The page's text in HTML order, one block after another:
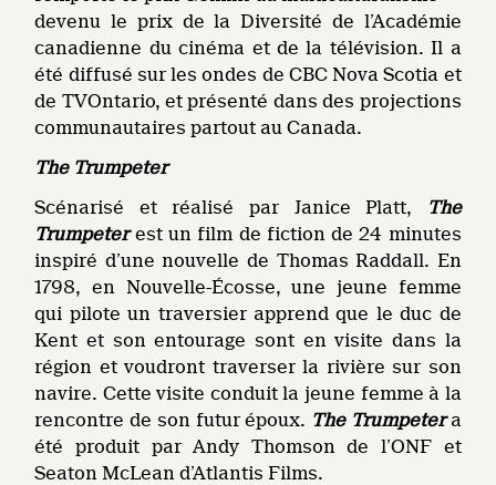
devenu le prix de la Diversité de l’Académie
canadienne du cinéma et de la télévision. Il a
été diffusé sur les ondes de CBC Nova Scotia et
de TVOntario, et présenté dans des projections
communautaires partout au Canada.
The Trumpeter
Scénarisé et réalisé par Janice Platt,
The
Trumpeterest un film de fiction de 24 minutes
inspiré d’une nouvelle de Thomas Raddall. En
1798, en Nouvelle-Écosse, une jeune femme
qui pilote un traversier apprend que le duc de
Kent et son entourage sont en visite dans la
région et voudront traverser la rivière sur son
navire. Cette visite conduit la jeune femme à la
rencontre de son futur époux. The Trumpetera
été produit par Andy Thomson de l’ONF et
Seaton McLean d’Atlantis Films.